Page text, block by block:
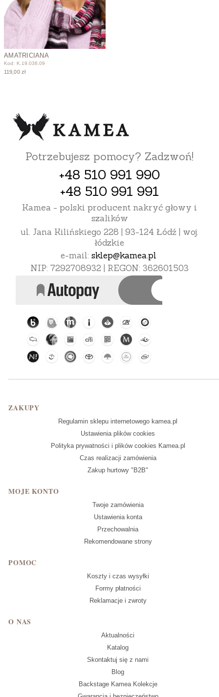
AMATRICIANA
Kod: K.19.038.09
119,00 zł
Potrzebujesz pomocy? Zadzwoń!
+48 510 991 990
+48 510 991 991
Kamea - polski producent nakryć głowy i
szalików
ul. Jana Kilińskiego 228 | 93-124 Łódź | woj.
łódzkie
e-mail: sklep@kamea.pl
NIP: 7292708932 | REGON: 362601503
Linki w stopce
ZAKUPY
Regulamin sklepu internetowego kamea.pl
Ustawienia plików cookies
Polityka prywatności i plików cookies Kamea.pl
Czas realizacji zamówienia
Zakup hurtowy "B2B"
MOJE KONTO
Twoje zamówienia
Ustawienia konta
Przechowalnia
Rekomendowane strony
POMOC
Koszty i czas wysyłki
Formy płatności
Reklamacje i zwroty
O NAS
Aktualności
Katalog
Skontaktuj się z nami
Blog
Backstage Kamea Kolekcje